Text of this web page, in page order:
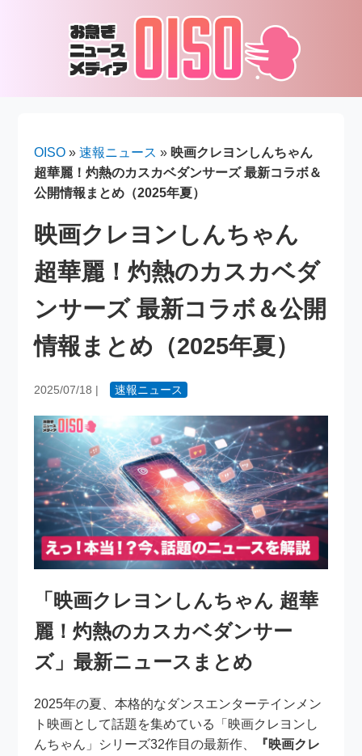
OISO »速報ニュース » 映画クレヨンしんちゃん
超華麗！灼熱のカスカベダンサーズ 最新コラボ＆
公開情報まとめ（2025年夏）
映画クレヨンしんちゃん
超華麗！灼熱のカスカベダ
ンサーズ 最新コラボ＆公開
情報まとめ（2025年夏）
2025/07/18 | 速報ニュース
「映画クレヨンしんちゃん 超華
麗！灼熱のカスカベダンサー
ズ」最新ニュースまとめ
2025年の夏、本格的なダンスエンターテインメン
ト映画として話題を集めている「映画クレヨンし
んちゃん」シリーズ32作目の最新作、
『映画クレ